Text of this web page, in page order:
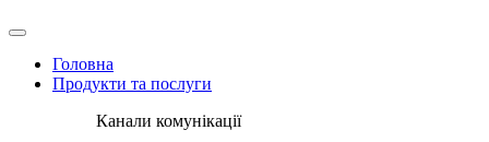
Головна
Продукти та послуги
Канали комунікації